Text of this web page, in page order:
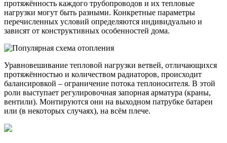
протяжённость каждого трубопроводов и их тепловые
нагрузки могут быть разными. Конкретные параметры
перечисленных условий определяются индивидуально и
зависят от конструктивных особенностей дома.
Уравновешивание тепловой нагрузки ветвей, отличающихся
протяжённостью и количеством радиаторов, происходит
балансировкой – ограничение потока теплоносителя. В этой
роли выступает регулировочная запорная арматура (краны,
вентили). Монтируются они на выходном патрубке батареи
или (в некоторых случаях), на всём плече.